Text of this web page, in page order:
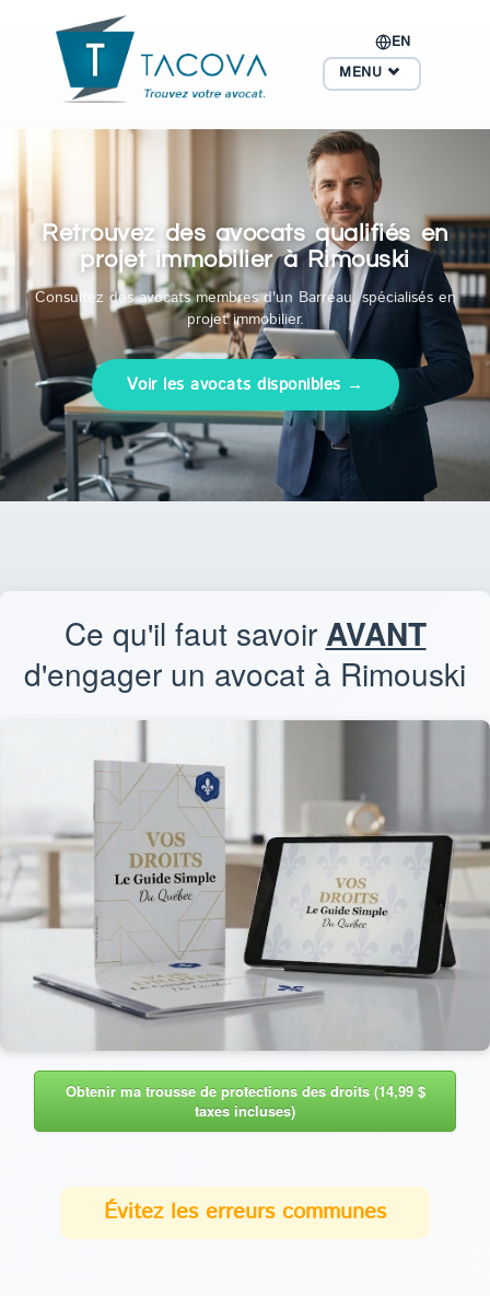
EN
MENU
Retrouvez des avocats qualifiés en
projet immobilier à Rimouski
Consultez des avocats membres d'un Barreau, spécialisés en
projet immobilier.
Voir les avocats disponibles →
Ce qu'il faut savoir AVANT
d'engager un avocat à Rimouski
Obtenir ma trousse de protections des droits (14,99 $
taxes incluses)
Évitez les erreurs communes